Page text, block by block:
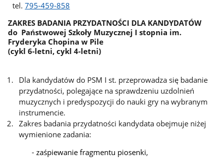
tel.795-459-858
ZAKRES BADANIA PRZYDATNOŚCI DLA KANDYDATÓW
do Państwowej Szkoły Muzycznej I stopnia im.
Fryderyka Chopina w Pile
(cykl 6-letni, cykl 4-letni)
Dla kandydatów do PSM I st. przeprowadza się badanie
przydatności, polegające na sprawdzeniu uzdolnień
muzycznych i predyspozycji do nauki gry na wybranym
instrumencie.
Zakres badania przydatności kandydata obejmuje niżej
wymienione zadania:
-zaśpiewanie fragmentu piosenki,